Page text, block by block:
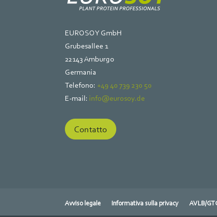
EUROSOY GmbH
Grubesallee 1
22143 Amburgo
Germania
Telefono: +49 40 739 230 50
E-mail: info@eurosoy.de
Contatto
Avviso legale Informativa sulla privacy AVLB/